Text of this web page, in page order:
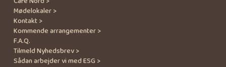
Mødelokaler >
Kontakt >
Kommende arrangementer >
F.A.Q.
Tilmeld Nyhedsbrev >
Sådan arbejder vi med ESG >